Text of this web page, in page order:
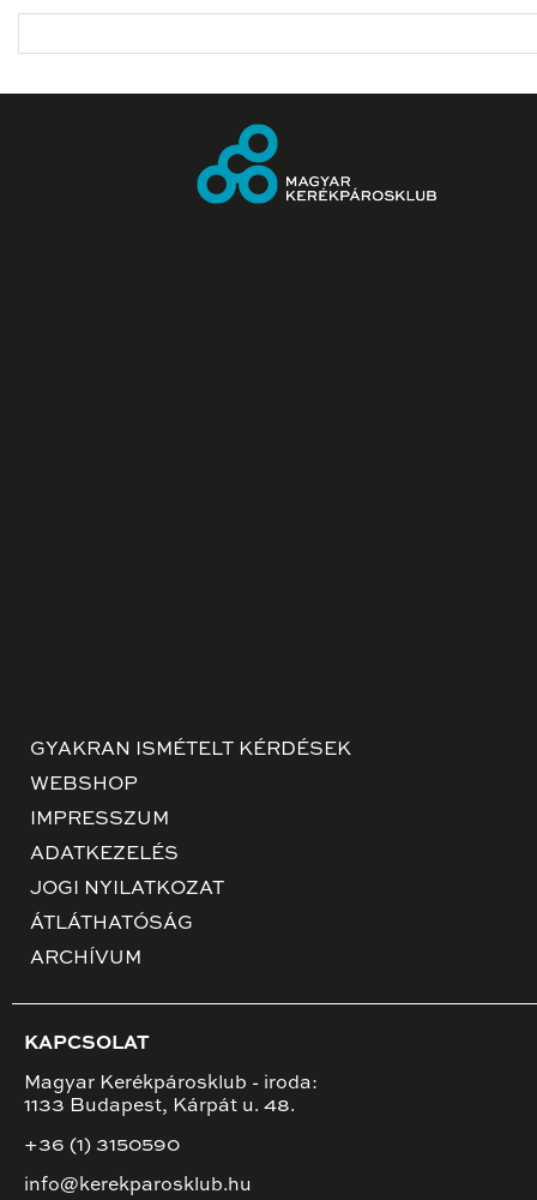
GYAKRAN ISMÉTELT KÉRDÉSEK
WEBSHOP
IMPRESSZUM
ADATKEZELÉS
JOGI NYILATKOZAT
ÁTLÁTHATÓSÁG
ARCHÍVUM
KAPCSOLAT
Magyar Kerékpárosklub - iroda:
1133 Budapest, Kárpát u. 48.
+36 (1) 3150590
info@kerekparosklub.hu